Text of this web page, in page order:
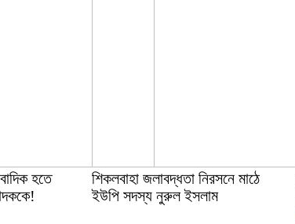
হতে
শিকলবাহা জলাবদ্ধতা নিরসনে মাঠে
ইউপি সদস্য নুরুল ইসলাম